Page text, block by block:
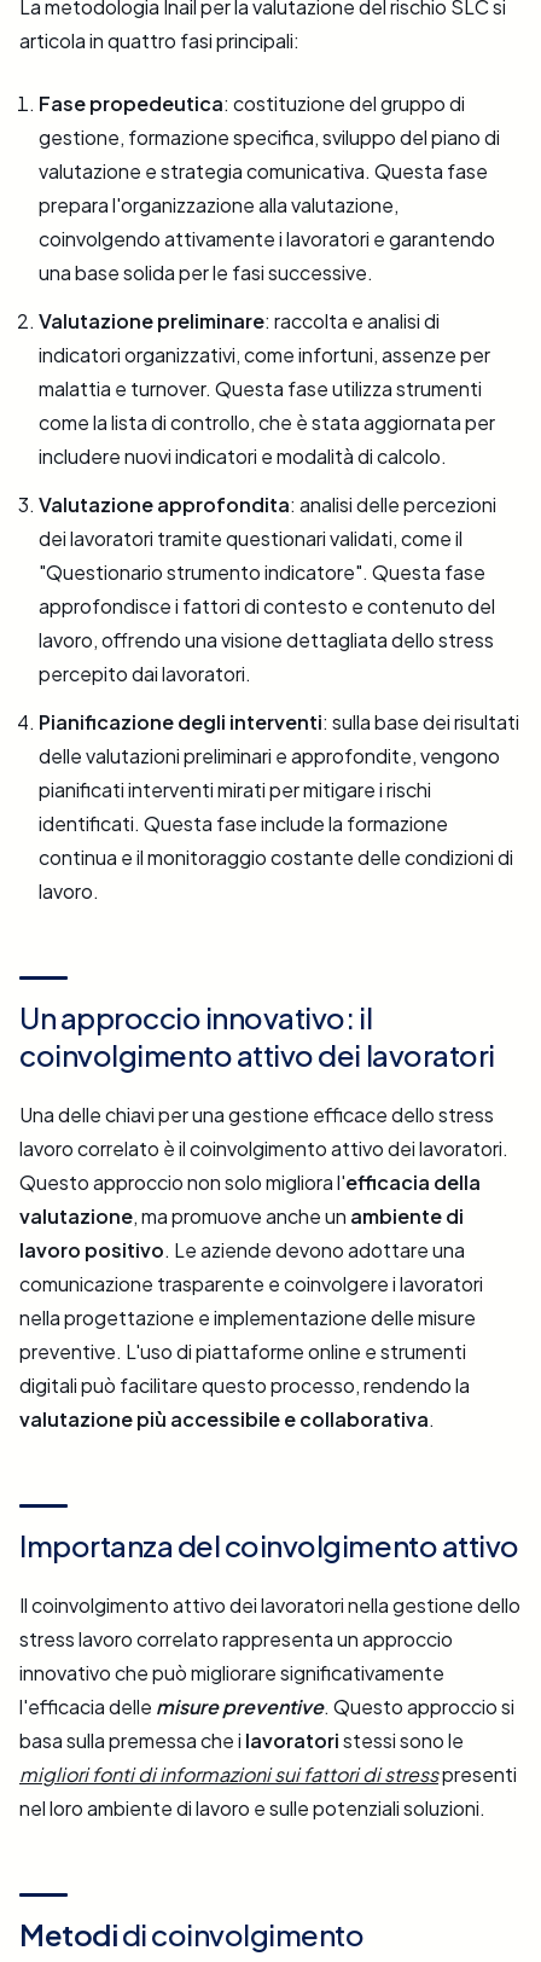
La metodologia Inail per la valutazione del rischio SLC si
articola in quattro fasi principali:
Fase propedeutica: costituzione del gruppo di
gestione, formazione specifica, sviluppo del piano di
valutazione e strategia comunicativa. Questa fase
prepara l'organizzazione alla valutazione,
coinvolgendo attivamente i lavoratori e garantendo
una base solida per le fasi successive​​.
Valutazione preliminare: raccolta e analisi di
indicatori organizzativi, come infortuni, assenze per
malattia e turnover. Questa fase utilizza strumenti
come la lista di controllo, che è stata aggiornata per
includere nuovi indicatori e modalità di calcolo​​.
Valutazione approfondita: analisi delle percezioni
dei lavoratori tramite questionari validati, come il
"Questionario strumento indicatore". Questa fase
approfondisce i fattori di contesto e contenuto del
lavoro, offrendo una visione dettagliata dello stress
percepito dai lavoratori​.
Pianificazione degli interventi: sulla base dei risultati
delle valutazioni preliminari e approfondite, vengono
pianificati interventi mirati per mitigare i rischi
identificati. Questa fase include la formazione
continua e il monitoraggio costante delle condizioni di
lavoro​.
Un approccio innovativo: il
coinvolgimento attivo dei lavoratori
Una delle chiavi per una gestione efficace dello stress
lavoro correlato è il coinvolgimento attivo dei lavoratori.
Questo approccio non solo migliora l'efficacia della
valutazione, ma promuove anche un ambiente di
lavoro positivo. Le aziende devono adottare una
comunicazione trasparente e coinvolgere i lavoratori
nella progettazione e implementazione delle misure
preventive. L'uso di piattaforme online e strumenti
digitali può facilitare questo processo, rendendo la
valutazione più accessibile e collaborativa​.
Importanza del coinvolgimento attivo
Il coinvolgimento attivo dei lavoratori nella gestione dello
stress lavoro correlato rappresenta un approccio
innovativo che può migliorare significativamente
l'efficacia delle misure preventive. Questo approccio si
basa sulla premessa che i lavoratoristessi sono le
migliori fonti di informazioni sui fattori di stresspresenti
nel loro ambiente di lavoro e sulle potenziali soluzioni.
Metodidi coinvolgimento